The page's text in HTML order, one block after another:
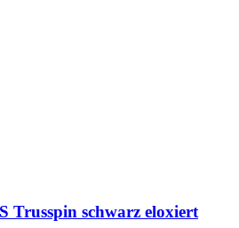
Trusspin schwarz eloxiert